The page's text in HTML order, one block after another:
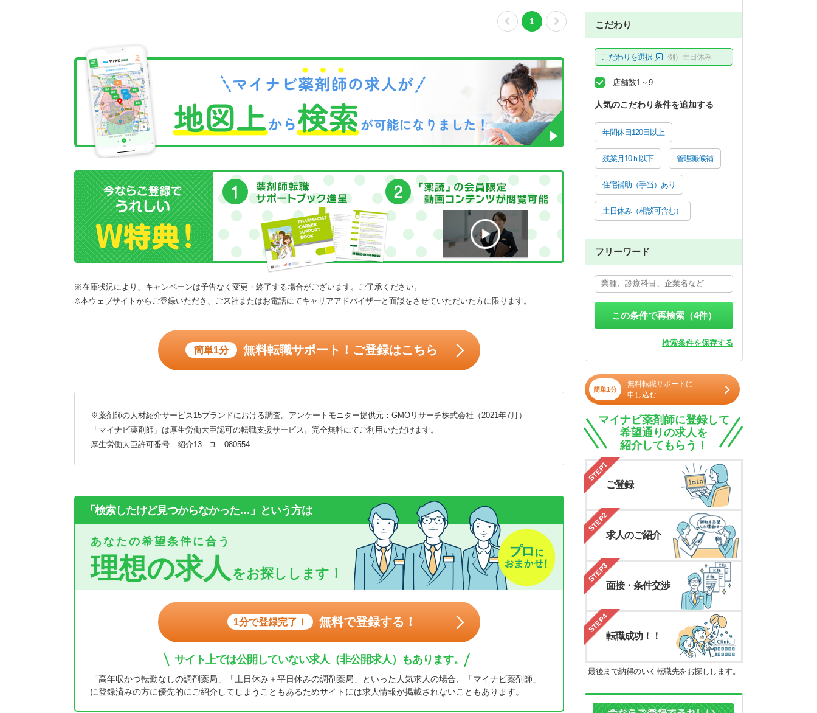
1
※在庫状況により、キャンペーンは予告なく変更・終了する場合がございます。ご了承ください。
※本ウェブサイトからご登録いただき、ご来社またはお電話にてキャリアアドバイザーと面談をさせていただいた方に限ります。
簡単1分 無料転職サポート！ご登録はこちら
※薬剤師の人材紹介サービス15ブランドにおける調査。アンケートモニター提供元：GMOリサーチ株式会社（2021年7月）
「マイナビ薬剤師」は厚生労働大臣認可の転職支援サービス。完全無料にてご利用いただけます。
厚生労働大臣許可番号 紹介13 - ユ - 080554
「検索したけど見つからなかった…」という方は
あなたの希望条件に合う
理想の求人をお探しします！
1分で登録完了！ 無料で登録する！
サイト上では公開していない求人（非公開求人）もあります。
「高年収かつ転勤なしの調剤薬局」「土日休み＋平日休みの調剤薬局」といった人気求人の場合、「マイナビ薬剤師」
に登録済みの方に優先的にご紹介してしまうこともあるためサイトには求人情報が掲載されないこともあります。
こだわり
こだわりを選択 例）土日休み
店舗数1～9
人気のこだわり条件を追加する
年間休日120日以上
残業月10ｈ以下 管理職候補
住宅補助（手当）あり
土日休み（相談可含む）
フリーワード
この条件で再検索（4件）
検索条件を保存する
簡単1分
無料転職サポートに
申し込む
マイナビ薬剤師に登録して
希望通りの求人を
紹介してもらう！
STEP1
ご登録
STEP2
求人のご紹介
STEP3
面接・条件交渉
STEP4
転職成功！！
最後まで納得のいく転職先をお探しします。